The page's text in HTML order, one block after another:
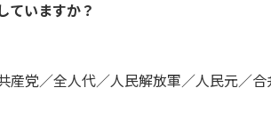
ていますか？
産党／全人代／人民解放軍／人民元／